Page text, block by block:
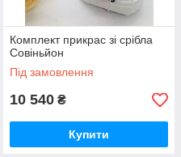
Комплект прикрас зі срібла
Совіньйон
Під замовлення
10 540 ₴
Купити